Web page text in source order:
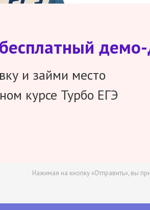
демо-
и займи место
курсе Турбо ЕГЭ
Нажимая на кнопку «Отправить», вы